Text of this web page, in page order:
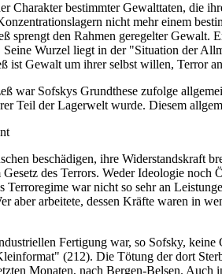
Charakter bestimmter Gewalttaten, die
nicht mehr einem
sprengt den Rahmen geregelter
Seine Wurzel liegt in der "Situation der
ist Gewalt um ihrer selbst willen, Terror
war Sofskys Grundthese zufolge
Teil der Lagerwelt wurde. Diesem
beschädigen, ihre Widerstandskraft
des Terrors. Weder Ideologie
war nicht so sehr an
aber arbeitete, dessen Kräfte waren in
Fertigung war, so Sofsky, keine
(212). Die Tötung der dort
Monaten, nach Bergen-Belsen.